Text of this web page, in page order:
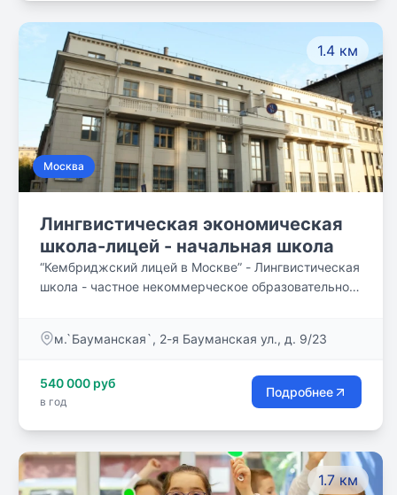
1.4 км
Москва
Лингвистическая экономическая
школа-лицей - начальная школа
“Кембриджский лицей в Москве” - Лингвистическая
школа - частное некоммерческое образовательное
экзаменационным центром Кембриджского
МИИЯ от 07.04.1999 г., учреждение
зарегистрировано 23.06.1999 г.).
м.`Бауманская`, 2-я Бауманская ул., д. 9/23
540 000 руб
в год
Подробнее
1.7 км